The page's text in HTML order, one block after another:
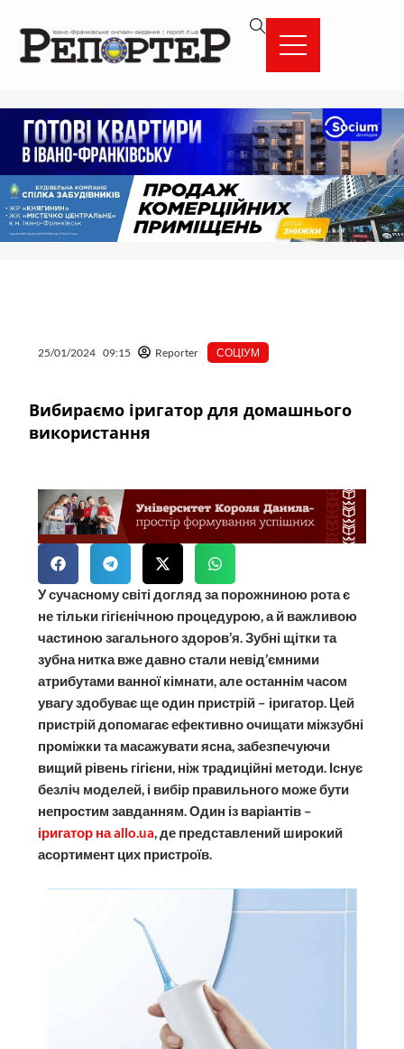
вмісту
25/01/2024 09:15 Reporter СОЦІУМ
Вибираємо іригатор для домашнього
використання
У сучасному світі догляд за порожниною рота є
не тільки гігієнічною процедурою, а й важливою
частиною загального здоров’я. Зубні щітки та
зубна нитка вже давно стали невід’ємними
атрибутами ванної кімнати, але останнім часом
увагу здобуває ще один пристрій – іригатор. Цей
пристрій допомагає ефективно очищати міжзубні
проміжки та масажувати ясна, забезпечуючи
вищий рівень гігієни, ніж традиційні методи. Існує
безліч моделей, і вибір правильного може бути
непростим завданням. Один із варіантів –
іригатор на allo.ua, де представлений широкий
асортимент цих пристроїв.